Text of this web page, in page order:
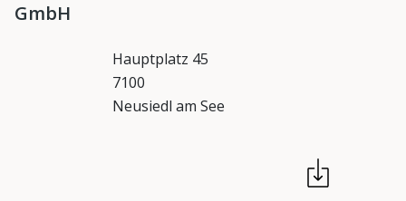
GmbH
Hauptplatz 45
7100
Neusiedl am See